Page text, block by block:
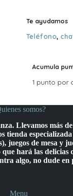
Te ayudamos
Teléfono,
Acumula
1 punto por
somos?
Llevamos más de
tienda
juegos de mesa y
hará las delicias
algo, no dude
Menu